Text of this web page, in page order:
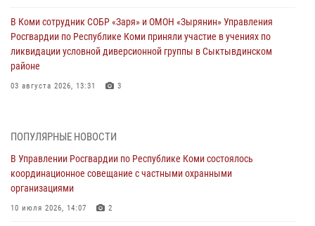
В Коми сотрудник СОБР «Заря» и ОМОН «Зырянин» Управления
Росгвардии по Республике Коми приняли участие в учениях по
ликвидации условной диверсионной группы в Сыктывдинском
районе
03 августа 2026, 13:31 3
по спортивному самбо
03 августа 2026, 12:07 5
В Коми росгвардейцы информируют граждан об изменениях в
законодательстве в сфере оборота оружия и продолжают изымать
ПОПУЛЯРНЫЕ НОВОСТИ
В Управлении Росгвардии по Республике Коми состоялось
координационное совещание с частными охранными
организациями
10 июля 2026, 14:07 2